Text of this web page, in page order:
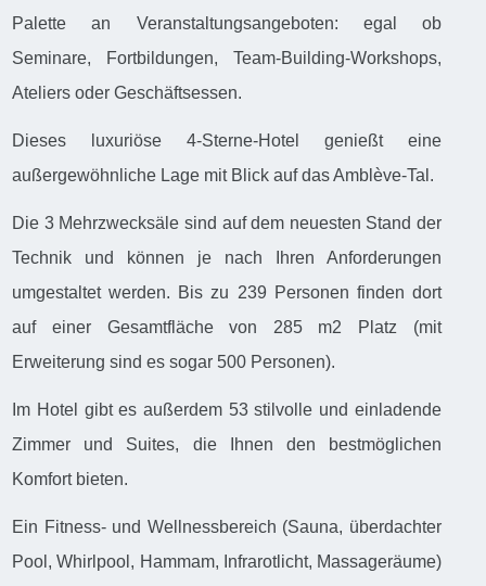
Palette an Veranstaltungsangeboten: egal ob
Seminare, Fortbildungen, Team-Building-Workshops,
Ateliers oder Geschäftsessen.
Dieses luxuriöse 4-Sterne-Hotel genießt eine
außergewöhnliche Lage mit Blick auf das Amblève-Tal.
Die 3 Mehrzwecksäle sind auf dem neuesten Stand der
Technik und können je nach Ihren Anforderungen
umgestaltet werden. Bis zu 239 Personen finden dort
auf einer Gesamtfläche von 285 m2 Platz (mit
Erweiterung sind es sogar 500 Personen).
Im Hotel gibt es außerdem 53 stilvolle und einladende
Zimmer und Suites, die Ihnen den bestmöglichen
Komfort bieten.
Ein Fitness- und Wellnessbereich (Sauna, überdachter
Pool, Whirlpool, Hammam, Infrarotlicht, Massageräume)